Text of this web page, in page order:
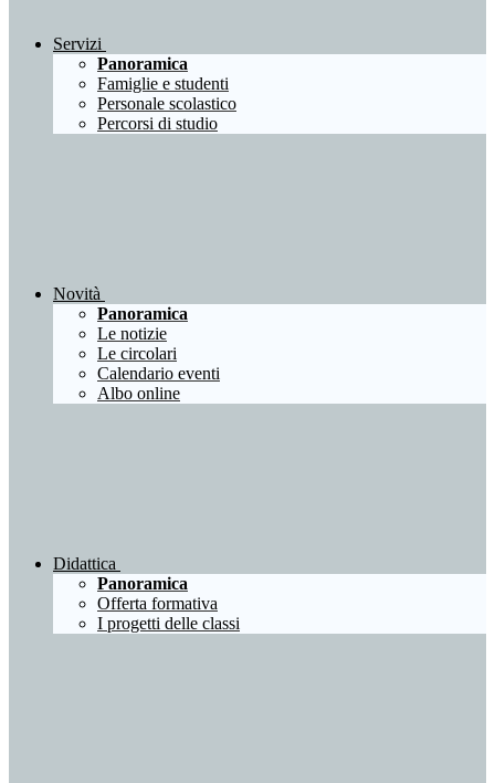
Servizi
Panoramica
Famiglie e studenti
Personale scolastico
Percorsi di studio
Novità
Panoramica
Le notizie
Le circolari
Calendario eventi
Albo online
Didattica
Panoramica
Offerta formativa
I progetti delle classi